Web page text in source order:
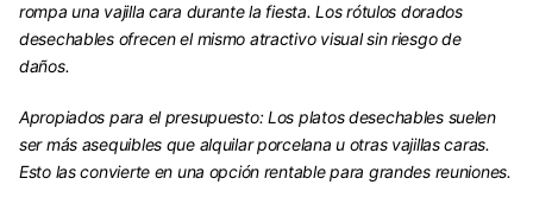
rompa una vajilla cara durante la fiesta. Los rótulos dorados
desechables ofrecen el mismo atractivo visual sin riesgo de
daños.
Apropiados para el presupuesto:Los platos desechables suelen
ser más asequibles que alquilar porcelana u otras vajillas caras.
Esto las convierte en una opción rentable para grandes reuniones.